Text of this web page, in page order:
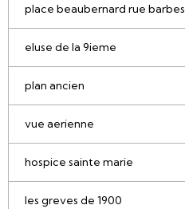
place beaubernard rue barbes
eluse de la 9ieme
plan ancien
vue aerienne
hospice sainte marie
les greves de 1900